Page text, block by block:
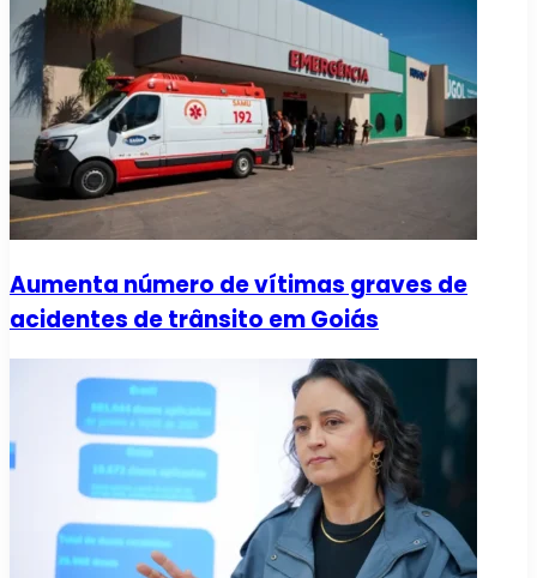
Aumenta número de vítimas graves de
acidentes de trânsito em Goiás